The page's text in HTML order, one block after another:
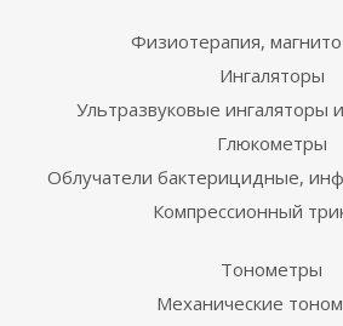
Физиотерапия,
Ингаляторы
Ультразвуковые ингаляторы
Глюкометры
Облучатели бактерицидные,
Компрессионный
Тонометры
Механические